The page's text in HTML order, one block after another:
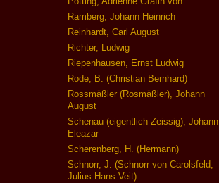
Ramberg, Johann Heinrich
Reinhardt, Carl August
Richter, Ludwig
Riepenhausen, Ernst Ludwig
Rode, B. (Christian Bernhard)
Rossmäßler (Rosmäßler), Johann
August
Schenau (eigentlich Zeissig), Johann
Eleazar
Scherenberg, H. (Hermann)
Schnorr, J. (Schnorr von Carolsfeld,
Julius Hans Veit)